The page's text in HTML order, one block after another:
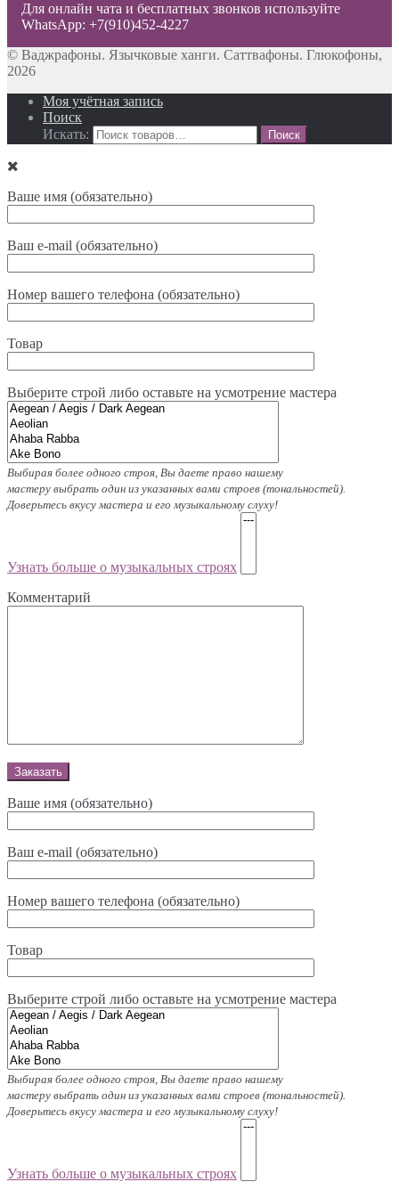
Для онлайн чата и бесплатных звонков используйте
WhatsApp: +7(910)452-4227
© Ваджрафоны. Язычковые ханги. Саттвафоны. Глюкофоны,
2026
Моя учётная запись
Поиск
Искать:
Ваше имя (обязательно)
Ваш e-mail (обязательно)
Номер вашего телефона (обязательно)
Товар
Выберите строй либо оставьте на усмотрение мастера
Выбирая более одного строя, Вы даете право нашему
мастеру выбрать один из указанных вами строев (тональностей).
Доверьтесь вкусу мастера и его музыкальному слуху!
Узнать больше о музыкальных строях
Комментарий
Ваше имя (обязательно)
Ваш e-mail (обязательно)
Номер вашего телефона (обязательно)
Товар
Выберите строй либо оставьте на усмотрение мастерa
Выбирая более одного строя, Вы даете право нашему
мастеру выбрать один из указанных вами строев (тональностей).
Доверьтесь вкусу мастера и его музыкальному слуху!
Узнать больше о музыкальных строях